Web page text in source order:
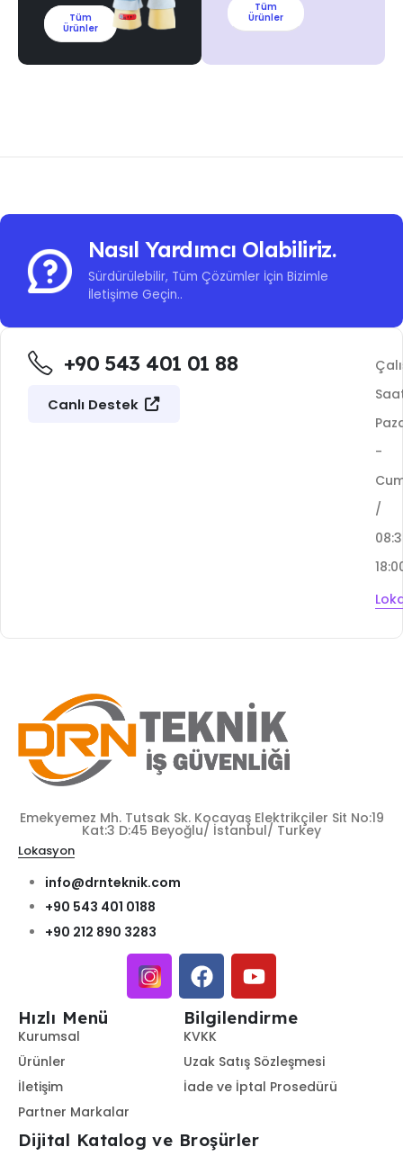
Tüm
Ürünler
Tüm
Ürünler
Nasıl Yardımcı Olabiliriz.
Sürdürülebilir, Tüm Çözümler İçin Bizimle
İletişime Geçin..
+90 543 401 01 88
Canlı Destek
-
/
Emekyemez Mh. Tutsak Sk. Kocayaş Elektrikçiler Sit No:19
Kat:3 D:45 Beyoğlu/ İstanbul/ Turkey
Lokasyon
info@drnteknik.com
+90 543 401 0188
+90 212 890 3283
Hızlı Menü
Kurumsal
Ürünler
İletişim
Partner Markalar
Bilgilendirme
KVKK
Uzak Satış Sözleşmesi
İade ve İptal Prosedürü
Dijital Katalog ve Broşürler